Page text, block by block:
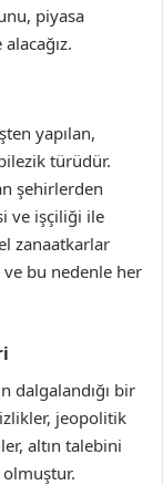
piyasa
yapılan,
türüdür.
şehirlerden
ve işçiliği ile
zanaatkarlar
bu nedenle her
dalgalandığı bir
jeopolitik
altın talebini
olmuştur.